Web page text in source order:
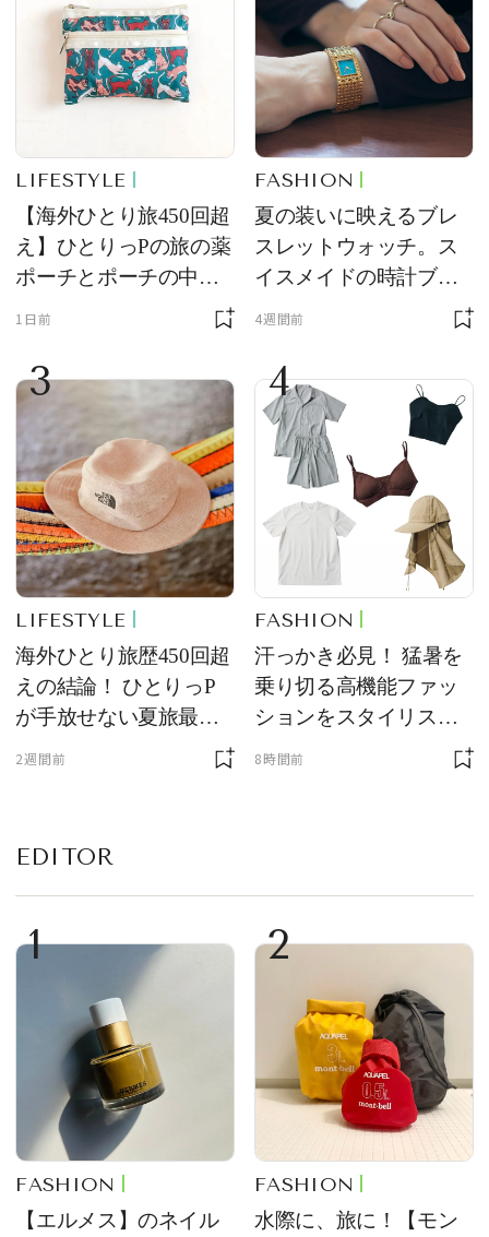
LIFESTYLE
【海外ひとり旅450回超
え】ひとりっPの旅の薬
ポーチとポーチの中身
を初公開！ 本当に使え
ム
1日前
FASHION
夏の装いに映えるブレ
スレットウォッチ。ス
イスメイドの時計ブラ
ンド【フレデリック・
をレビュー。【それい
け！ 良品ハンター】
4週間前
3
LIFESTYLE
海外ひとり旅歴450回超
えの結論！ ひとりっP
が手放せない夏旅最強
2週間前
4
FASHION
汗っかき必見！ 猛暑を
乗り切る高機能ファッ
ションをスタイリスト
8時間前
EDITOR
1
FASHION
【エルメス】のネイル
2
FASHION
水際に、旅に！【モン